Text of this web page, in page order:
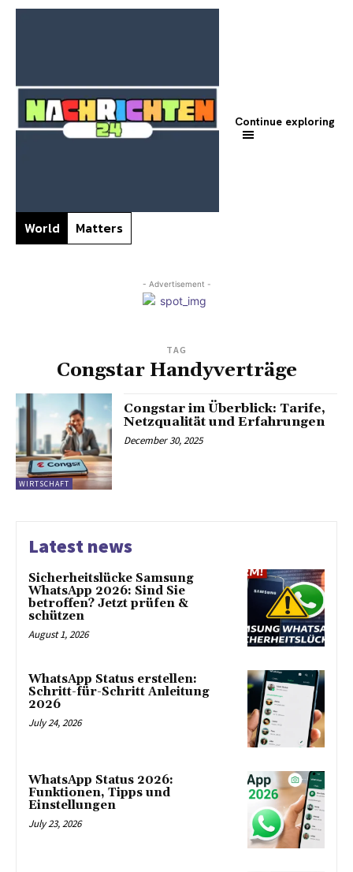
World Matters
Continue exploring
- Advertisement -
TAG
Congstar Handyverträge
WIRTSCHAFT
Congstar im Überblick: Tarife,
Netzqualität und Erfahrungen
December 30, 2025
Latest news
Sicherheitslücke Samsung
WhatsApp 2026: Sind Sie
betroffen? Jetzt prüfen &
schützen
August 1, 2026
WhatsApp Status erstellen:
Schritt-für-Schritt Anleitung
2026
July 24, 2026
WhatsApp Status 2026:
Funktionen, Tipps und
Einstellungen
July 23, 2026